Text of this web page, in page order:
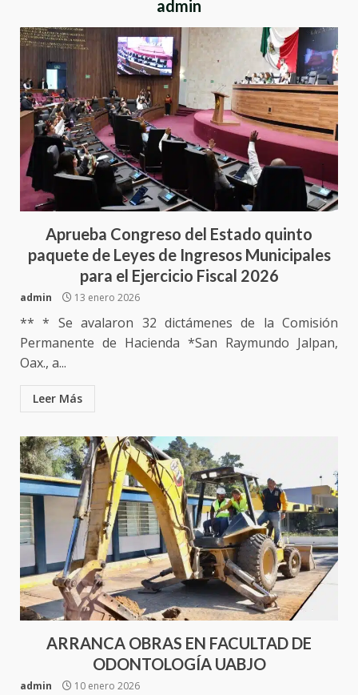
admin
Aprueba Congreso del Estado quinto
paquete de Leyes de Ingresos Municipales
para el Ejercicio Fiscal 2026
admin 13 enero 2026
** * Se avalaron 32 dictámenes de la Comisión
Permanente de Hacienda *San Raymundo Jalpan,
Oax., a...
Leer Más
ARRANCA OBRAS EN FACULTAD DE
ODONTOLOGÍA UABJO
admin 10 enero 2026